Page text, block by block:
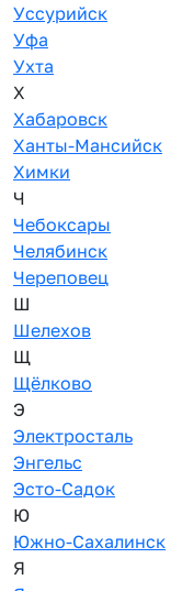
Уссурийск
Уфа
Ухта
Х
Хабаровск
Ханты-Мансийск
Химки
Ч
Чебоксары
Челябинск
Череповец
Ш
Шелехов
Щ
Щёлково
Э
Электросталь
Энгельс
Эсто-Садок
Ю
Южно-Сахалинск
Я